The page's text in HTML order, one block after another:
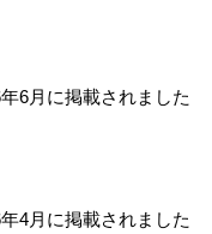
6月に掲載されました
4月に掲載されました